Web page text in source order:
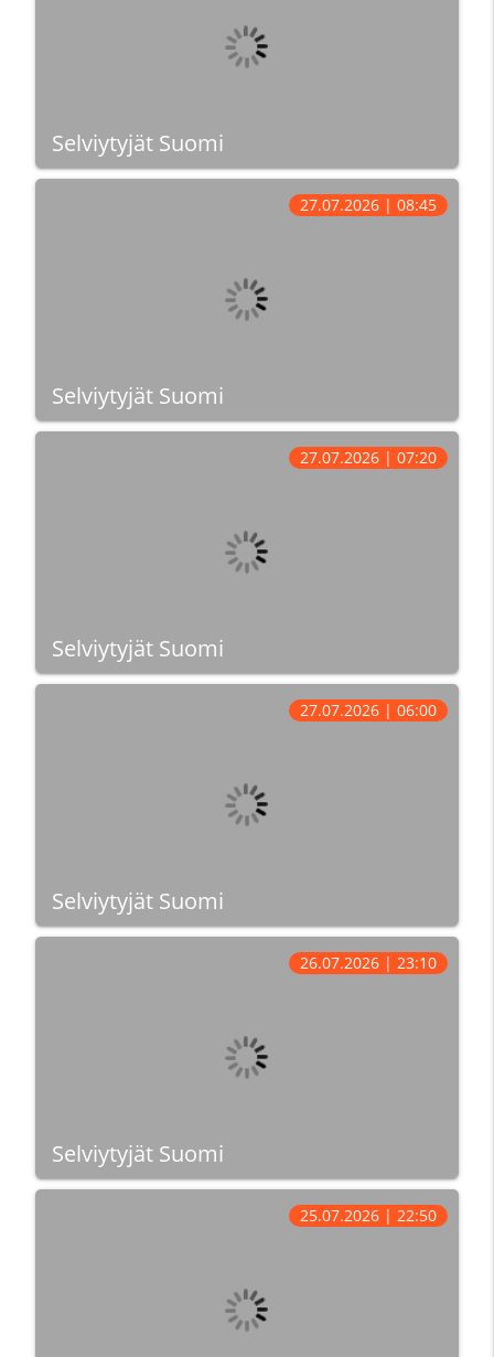
Selviytyjät Suomi
Selviytyjät Suomi
27.07.2026 | 08:45
Selviytyjät Suomi
27.07.2026 | 07:20
Selviytyjät Suomi
27.07.2026 | 06:00
Selviytyjät Suomi
26.07.2026 | 23:10
25.07.2026 | 22:50